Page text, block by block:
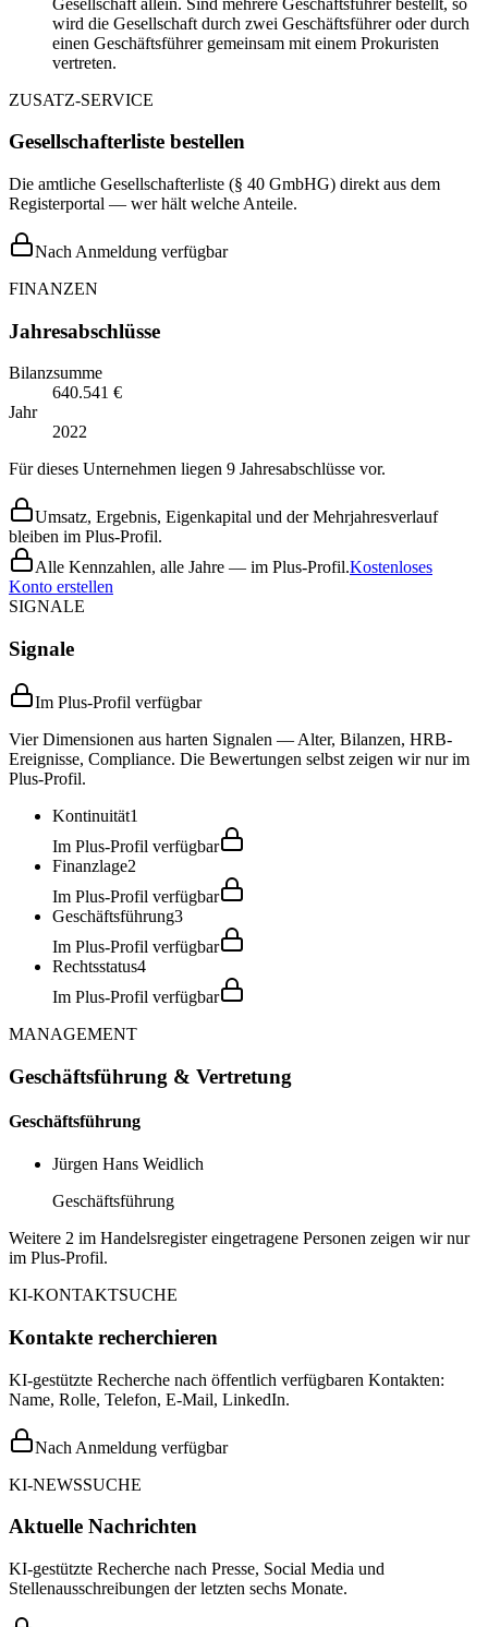
wird die Gesellschaft durch zwei Geschäftsführer oder durch
einen Geschäftsführer gemeinsam mit einem Prokuristen
vertreten.
ZUSATZ-SERVICE
Gesellschafterliste bestellen
Die amtliche Gesellschafterliste (§ 40 GmbHG) direkt aus dem
Registerportal — wer hält welche Anteile.
Nach Anmeldung verfügbar
FINANZEN
Jahresabschlüsse
Bilanzsumme
640.541 €
Jahr
2022
Für dieses Unternehmen liegen 9 Jahresabschlüsse vor.
Umsatz, Ergebnis, Eigenkapital und der Mehrjahresverlauf
bleiben im Plus-Profil.
Alle Kennzahlen, alle Jahre — im Plus-Profil.Kostenloses
Konto erstellen
SIGNALE
Signale
Im Plus-Profil verfügbar
Vier Dimensionen aus harten Signalen — Alter, Bilanzen, HRB-
Ereignisse, Compliance. Die Bewertungen selbst zeigen wir nur im
Plus-Profil.
Kontinuität1
Im Plus-Profil verfügbar
Finanzlage2
Im Plus-Profil verfügbar
Geschäftsführung3
Im Plus-Profil verfügbar
Rechtsstatus4
Im Plus-Profil verfügbar
MANAGEMENT
Geschäftsführung & Vertretung
Geschäftsführung
Jürgen Hans Weidlich
Geschäftsführung
Weitere 2 im Handelsregister eingetragene Personen zeigen wir nur
im Plus-Profil.
KI-KONTAKTSUCHE
Kontakte recherchieren
KI-gestützte Recherche nach öffentlich verfügbaren Kontakten:
Name, Rolle, Telefon, E-Mail, LinkedIn.
Nach Anmeldung verfügbar
KI-NEWSSUCHE
Aktuelle Nachrichten
KI-gestützte Recherche nach Presse, Social Media und
Stellenausschreibungen der letzten sechs Monate.